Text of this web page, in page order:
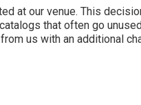
at our venue. This
that often go
us with an additional